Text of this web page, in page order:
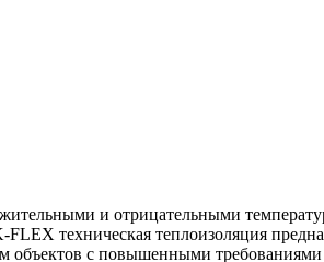
и отрицательными
техническая теплоизоляция
объектов с повышенными